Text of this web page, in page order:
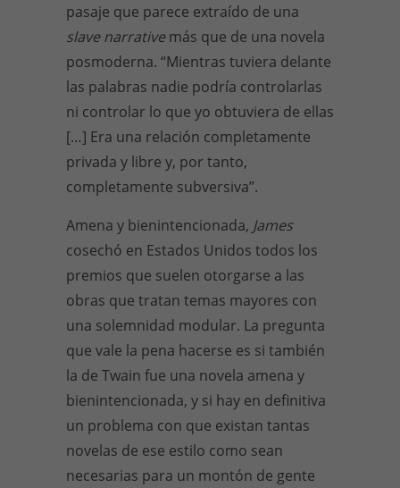
pasaje que parece extraído de una
slave narrativemás que de una novela
posmoderna. “Mientras tuviera delante
las palabras nadie podría controlarlas
ni controlar lo que yo obtuviera de ellas
[…] Era una relación completamente
privada y libre y, por tanto,
completamente subversiva”.
Amena y bienintencionada, James
cosechó en Estados Unidos todos los
premios que suelen otorgarse a las
obras que tratan temas mayores con
una solemnidad modular. La pregunta
que vale la pena hacerse es si también
la de Twain fue una novela amena y
bienintencionada, y si hay en definitiva
un problema con que existan tantas
novelas de ese estilo como sean
necesarias para un montón de gente